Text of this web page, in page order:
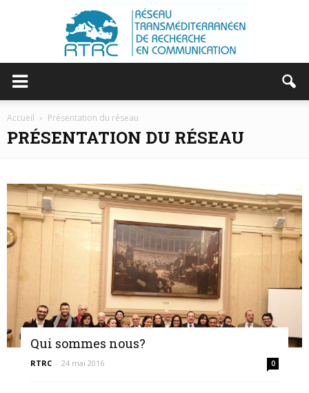
RESEAU
TRANSMEDITERRANEEN
Accueil Présentation du réseau
PRÉSENTATION DU RÉSEAU
Qui sommes nous?
RTRC - 24 mai 2016 0